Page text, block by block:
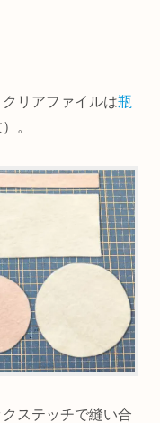
リアファイルは瓶
。
ステッチで縫い合